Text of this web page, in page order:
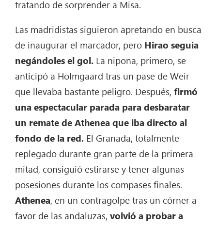
tratando de sorprender a Misa.
Las madridistas siguieron apretando en busca
de inaugurar el marcador, pero Hirao seguía
negándoles el gol. La nipona, primero, se
anticipó a Holmgaard tras un pase de Weir
que llevaba bastante peligro. Después,firmó
una espectacular parada para desbaratar
un remate de Athenea que iba directo al
fondo de la red. El Granada, totalmente
replegado durante gran parte de la primera
mitad, consiguió estirarse y tener algunas
posesiones durante los compases finales.
Athenea, en un contragolpe tras un córner a
favor de las andaluzas,volvió a probar a